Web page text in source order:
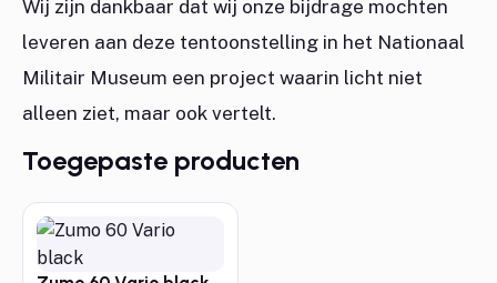
Wij zijn dankbaar dat wij onze bijdrage mochten
leveren aan deze tentoonstelling in het Nationaal
Militair Museum een project waarin licht niet
alleen ziet, maar ook vertelt.
Toegepaste producten